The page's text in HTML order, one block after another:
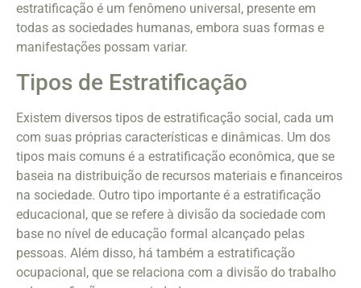
estratificação é um fenômeno universal, presente em
todas as sociedades humanas, embora suas formas e
manifestações possam variar.
Tipos de Estratificação
Existem diversos tipos de estratificação social, cada um
com suas próprias características e dinâmicas. Um dos
tipos mais comuns é a estratificação econômica, que se
baseia na distribuição de recursos materiais e financeiros
na sociedade. Outro tipo importante é a estratificação
educacional, que se refere à divisão da sociedade com
base no nível de educação formal alcançado pelas
pessoas. Além disso, há também a estratificação
ocupacional, que se relaciona com a divisão do trabalho